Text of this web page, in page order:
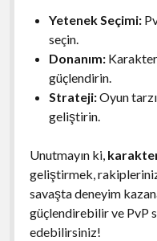
Yetenek Seçimi:
seçin.
Donanım:
güçlendirin.
Strateji:Oyun
geliştirin.
Unutmayın ki,
geliştirmek,
savaşta deneyim
güçlendirebilir ve PvP
edebilirsiniz!